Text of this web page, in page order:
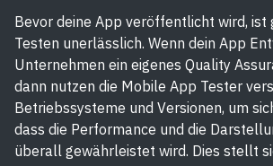
Bevor deine App veröffentlicht wird, ist
Testen unerlässlich. Wenn dein App
Unternehmen ein eigenes Quality
dann nutzen die Mobile App Tester
Betriebssysteme und Versionen, um
dass die Performance und die
überall gewährleistet wird. Dies stellt